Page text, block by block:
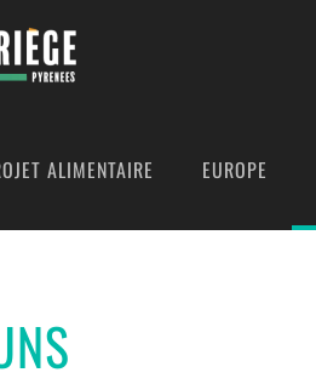
ALIMENTAIRE EUROPE